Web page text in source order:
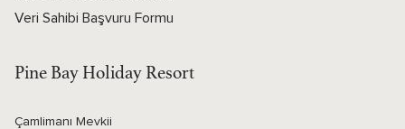
Veri Sahibi Başvuru Formu
Pine Bay Holiday Resort
Çamlimanı Mevkii